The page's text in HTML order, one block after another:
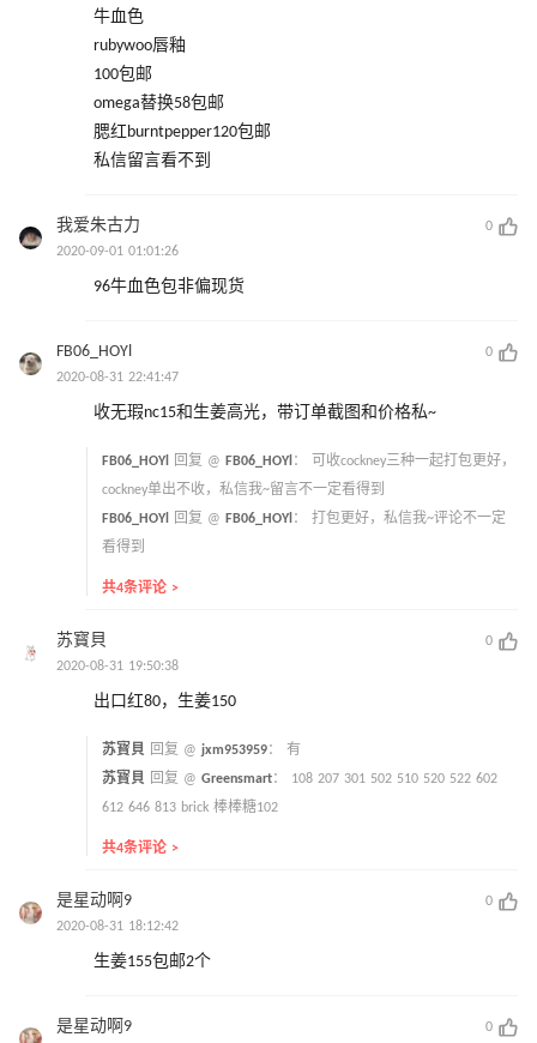
牛血色
rubywoo唇釉
100包邮
omega替换58包邮
腮红burntpepper120包邮
私信留言看不到
我爱朱古力
0
2020-09-01 01:01:26
96牛血色包非偏现货
FB06_HOYl
0
2020-08-31 22:41:47
收无瑕nc15和生姜高光，带订单截图和价格私~
FB06_HOYl 回复 @ FB06_HOYl ：
可收cockney三种一起打包更好，
cockney单出不收，私信我~留言不一定看得到
FB06_HOYl
回复 @ FB06_HOYl ： 打包更好，私信我~评论不一定
看得到
共4条评论 >
苏寳貝
0
2020-08-31 19:50:38
出口红80，生姜150
苏寳貝 回复 @ jxm953959： 有
苏寳貝 回复 @ Greensmart： 108 207 301 502 510 520 522 602
612 646 813 brick 棒棒糖102
共4条评论 >
是星动啊9
0
2020-08-31 18:12:42
生姜155包邮2个
是星动啊9
0